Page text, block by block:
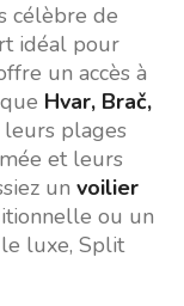
célèbre de
idéal pour
un accès à
Hvar, Brač,
plages
et leurs
un voilier
ou un
luxe, Split